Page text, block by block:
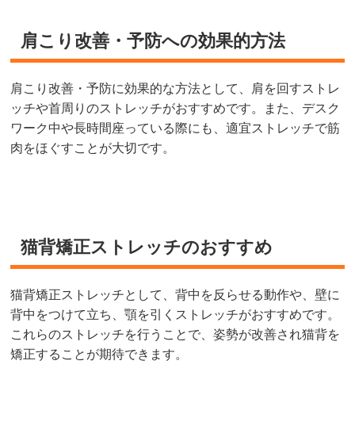
肩こり改善・予防への効果的方法
肩こり改善・予防に効果的な方法として、肩を回すストレ
ッチや首周りのストレッチがおすすめです。また、デスク
ワーク中や長時間座っている際にも、適宜ストレッチで筋
肉をほぐすことが大切です。
猫背矯正ストレッチのおすすめ
猫背矯正ストレッチとして、背中を反らせる動作や、壁に
背中をつけて立ち、顎を引くストレッチがおすすめです。
これらのストレッチを行うことで、姿勢が改善され猫背を
矯正することが期待できます。